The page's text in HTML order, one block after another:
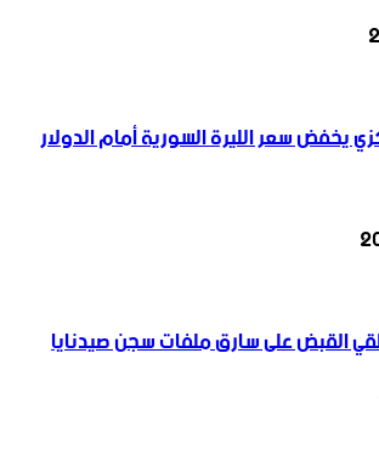
يخفض سعر الليرة السورية أمام الدولار
القبض على سارق ملفات سجن صيدنايا